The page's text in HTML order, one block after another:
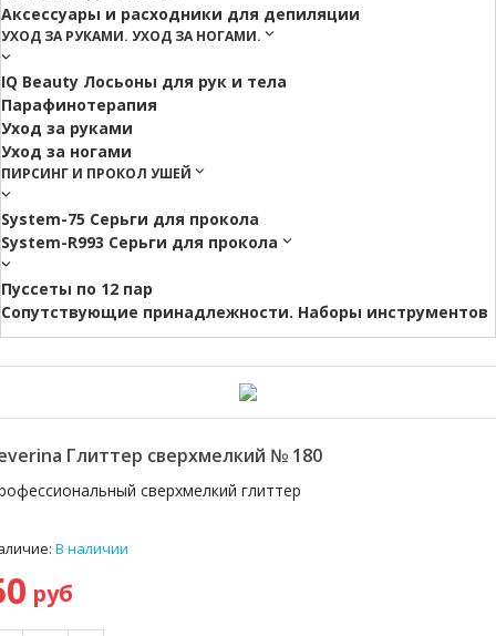
Аксессуары и расходники для депиляции
УХОД ЗА РУКАМИ. УХОД ЗА НОГАМИ.
IQ Beauty Лосьоны для рук и тела
Парафинотерапия
Уход за руками
Уход за ногами
ПИРСИНГ И ПРОКОЛ УШЕЙ
System-75 Серьги для прокола
System-R993 Серьги для прокола
Пуссеты по 12 пар
Cопутствующие принадлежности. Наборы инструментов
Глиттер сверхмелкий № 180
сверхмелкий глиттер
В наличии
руб